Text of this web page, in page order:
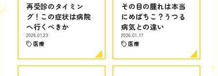
再受診のタイミン
グ！この症状は病院
へ行くべきか
2026.01.23
医療
その目の腫れは本当
にめばちこ？うつる
病気との違い
2026.01.17
医療